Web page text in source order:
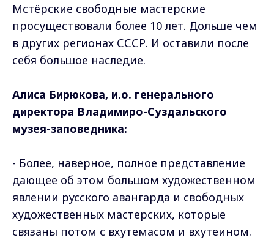
Мстёрские свободные мастерские
просуществовали более 10 лет. Дольше чем
в других регионах СССР. И оставили после
себя большое наследие.
Алиса Бирюкова, и.о. генерального
директора Владимиро-Суздальского
музея-заповедника:
- Более, наверное, полное представление
дающее об этом большом художественном
явлении русского авангарда и свободных
художественных мастерских, которые
связаны потом с вхутемасом и вхутеином.